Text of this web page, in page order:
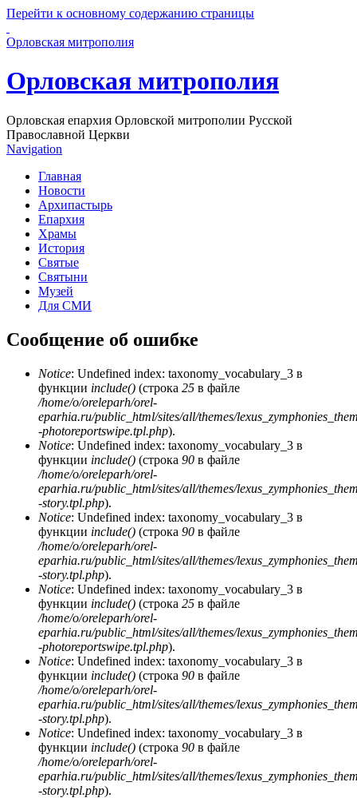
Перейти к основному содержанию страницы
Орловская митрополия
Орловская митрополия
Орловская епархия Орловской митрополии Русской
Православной Церкви
Navigation
Главная
Новости
Архипастырь
Епархия
Храмы
История
Святые
Святыни
Музей
Для СМИ
Сообщение об ошибке
Notice: Undefined index: taxonomy_vocabulary_3 в
функции include() (строка 25 в файле
/home/o/oreleparh/orel-
eparhia.ru/public_html/sites/all/themes/
-photoreportswipe.tpl.php).
Notice: Undefined index: taxonomy_vocabulary_3 в
функции include() (строка 90 в файле
/home/o/oreleparh/orel-
eparhia.ru/public_html/sites/all/themes/
-story.tpl.php).
Notice: Undefined index: taxonomy_vocabulary_3 в
функции include() (строка 90 в файле
/home/o/oreleparh/orel-
eparhia.ru/public_html/sites/all/themes/
-story.tpl.php).
Notice: Undefined index: taxonomy_vocabulary_3 в
функции include() (строка 25 в файле
/home/o/oreleparh/orel-
eparhia.ru/public_html/sites/all/themes/
-photoreportswipe.tpl.php).
Notice: Undefined index: taxonomy_vocabulary_3 в
функции include() (строка 90 в файле
/home/o/oreleparh/orel-
eparhia.ru/public_html/sites/all/themes/
-story.tpl.php).
Notice: Undefined index: taxonomy_vocabulary_3 в
функции include() (строка 90 в файле
/home/o/oreleparh/orel-
eparhia.ru/public_html/sites/all/themes/
-story.tpl.php).